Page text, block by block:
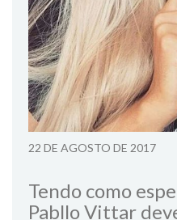
22 DE AGOSTO DE 2017
Tendo como
Pabllo Vittar